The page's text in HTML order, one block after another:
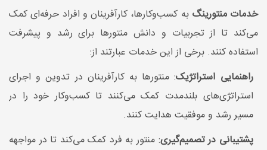
خدمات منتورینگ به کسب‌وکارها، کارآفرینان و افراد حرفه‌ای کمک
می‌کند تا از تجربیات و دانش منتورها برای رشد و پیشرفت
استفاده کنند. برخی از این خدمات عبارتند از:
راهنمایی استراتژیک: منتورها به کارآفرینان در تدوین و اجرای
استراتژی‌های بلندمدت کمک می‌کنند تا کسب‌وکار خود را در
مسیر رشد و موفقیت هدایت کنند.
پشتیبانی در تصمیم‌گیری: منتور به فرد کمک می‌کند تا در مواجهه